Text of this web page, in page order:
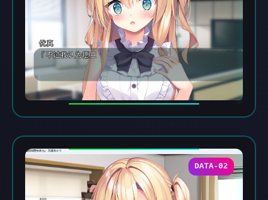
DATA-02